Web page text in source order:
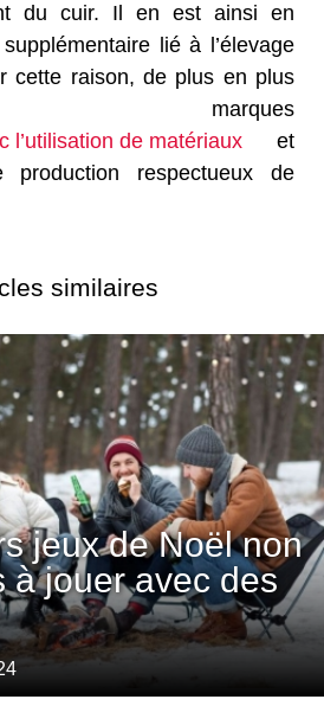
du cuir. Il en est ainsi en
lié à l’élevage
cette raison, de plus en plus
l’utilisation de matériaux et
production respectueux de
similaires
jeux de Noël non
à jouer avec des